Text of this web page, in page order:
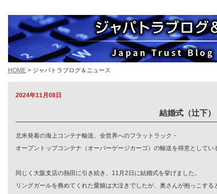
HOME > ジャパトラブログ＆ニュース
2024年11月08日
結婚式（辻下）
北米発着の海上コンテナ輸送、全世界へのフラットラック・
オープントップコンテナ（オーバーゲージカーゴ）の輸送を得意としてい
同じく大阪支店の熱田に引き続き、11月2日に結婚式を挙げました。
リングガールを務めてくれた愛娘は大泣きでしたが、奥さんが抱っこす